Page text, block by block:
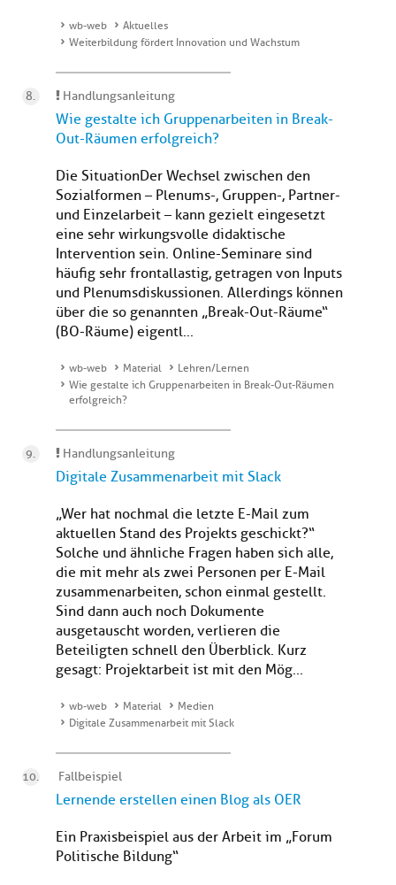
wb-web
Aktuelles
Weiterbildung fördert Innovation und Wachstum
Handlungsanleitung
Wie gestalte ich Gruppenarbeiten in Break-
Out-Räumen erfolgreich?
Die SituationDer Wechsel zwischen den
Sozialformen – Plenums-, Gruppen-, Partner-
und Einzelarbeit – kann gezielt eingesetzt
eine sehr wirkungsvolle didaktische
Intervention sein. Online-Seminare sind
häufig sehr frontallastig, getragen von Inputs
und Plenumsdiskussionen. Allerdings können
über die so genannten „Break-Out-Räume“
(BO-Räume) eigentl...
wb-web Material
Lehren/Lernen
Wie gestalte ich Gruppenarbeiten in Break-Out-Räumen
erfolgreich?
Handlungsanleitung
Digitale Zusammenarbeit mit Slack
„Wer hat nochmal die letzte E-Mail zum
aktuellen Stand des Projekts geschickt?“
Solche und ähnliche Fragen haben sich alle,
die mit mehr als zwei Personen per E-Mail
zusammenarbeiten, schon einmal gestellt.
Sind dann auch noch Dokumente
ausgetauscht worden, verlieren die
Beteiligten schnell den Überblick. Kurz
gesagt: Projektarbeit ist mit den Mög...
wb-web Material
Medien
Digitale Zusammenarbeit mit Slack
Fallbeispiel
Lernende erstellen einen Blog als OER
Ein Praxisbeispiel aus der Arbeit im „Forum
Politische Bildung“